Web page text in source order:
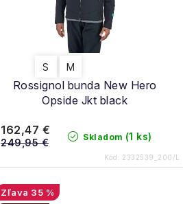
Rossignol bunda New Hero
Opside Jkt black
S M
Skladom (1 ks)
162,47 €
249,95 €
Kód: 2332539_200/L
35 %